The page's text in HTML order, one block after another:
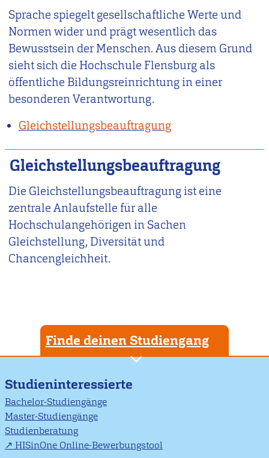
Sprache spiegelt gesellschaftliche Werte und
Normen wider und prägt wesentlich das
Bewusstsein der Menschen. Aus diesem Grund
sieht sich die Hochschule Flensburg als
öffentliche Bildungsreinrichtung in einer
besonderen Verantwortung.
Gleichstellungsbeauftragung
Gleichstellungsbeauftragung
Die Gleichstellungsbeauftragung ist eine
zentrale Anlaufstelle für alle
Hochschulangehörigen in Sachen
Gleichstellung, Diversität und
Chancengleichheit.
Finde deinen Studiengang
Studieninteressierte
Bachelor-Studiengänge
Master-Studiengänge
Studienberatung
HISinOne Online-Bewerbungstool